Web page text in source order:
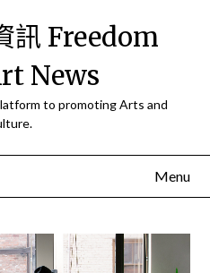
訊 Freedom
News
to promoting Arts and
Menu